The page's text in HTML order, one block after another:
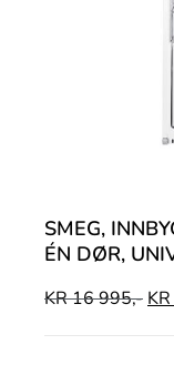
SMEG,
ÉN DØR,
KR16 995,- KR